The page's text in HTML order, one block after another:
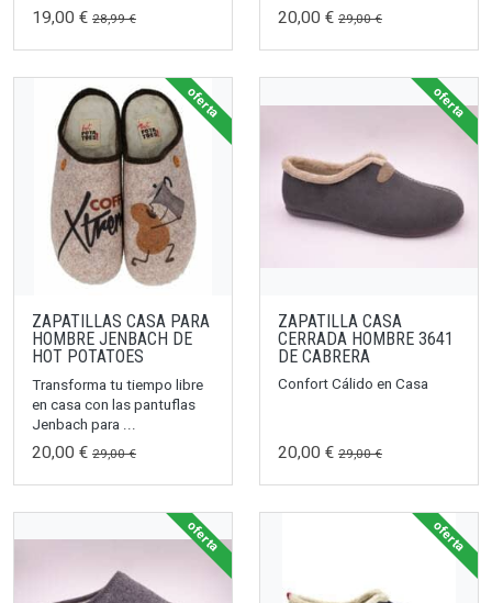
19,00 € 28,99 € 20,00 € 29,00 €
ZAPATILLAS CASA PARA
HOMBRE JENBACH DE
HOT POTATOES
Transforma tu tiempo libre
en casa con las pantuflas
Jenbach para ...
20,00 € 29,00 €
oferta
ZAPATILLA CASA
CERRADA HOMBRE 3641
DE CABRERA
Confort Cálido en Casa
20,00 € 29,00 €
oferta
oferta oferta